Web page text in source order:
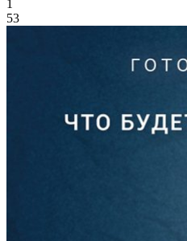
1
53